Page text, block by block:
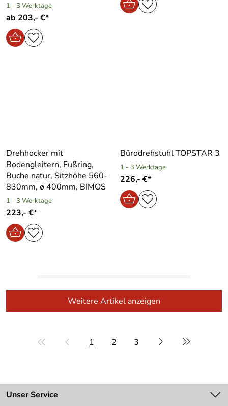
1 - 3 Werktage
ab 203,- €*
Drehhocker mit
Bodengleitern, Fußring,
Buche natur, Sitzhöhe 560-
830mm, ø 400mm, BIMOS
1 - 3 Werktage
223,- €*
Bürodrehstuhl TOPSTAR 3
1 - 3 Werktage
226,- €*
Weitere Artikel anzeigen
1 2 3
Unser Service